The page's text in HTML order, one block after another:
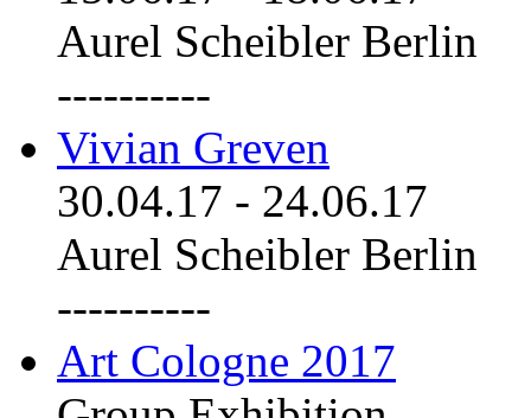
Aurel Scheibler Berlin
----------
Vivian Greven
30.04.17 - 24.06.17
Aurel Scheibler Berlin
----------
Art Cologne 2017